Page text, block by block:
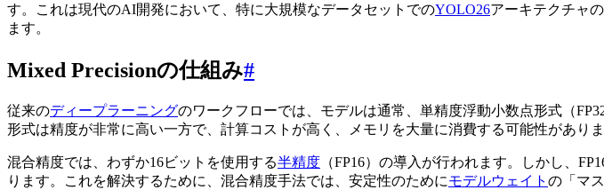
す。これは現代のAI開発において、特に大規模なデータセットでのYOLO26アーキテクチャ
ます。
Mixed Precisionの仕組み#
従来のディープラーニングのワークフローでは、モデルは通常、単精度浮動小数点形式（
形式は精度が非常に高い一方で、計算コストが高く、メモリを大量に消費する可能性がありま
混合精度では、わずか16ビットを使用する半精度 （FP16）の導入が行われます。しかし、
ります。これを解決するために、混合精度手法では、安定性のためにモデルウェイト の「マ